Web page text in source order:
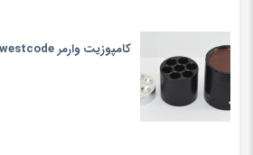
کامپوزیت وارمر westcodeدوکاره